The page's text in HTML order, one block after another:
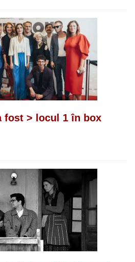
fost > locul 1 în box